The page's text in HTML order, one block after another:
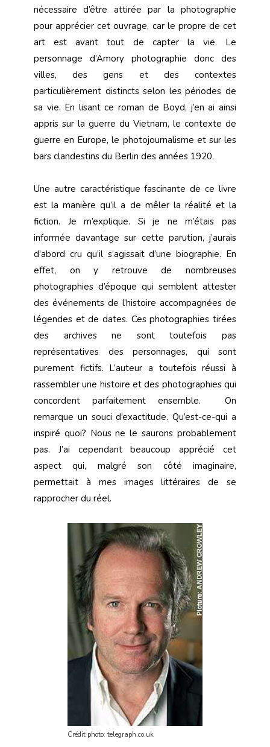
nécessaire d’être attirée par la photographie
pour apprécier cet ouvrage, car le propre de cet
art est avant tout de capter la vie. Le
personnage d’Amory photographie donc des
villes, des gens et des contextes
particulièrement distincts selon les périodes de
sa vie. En lisant ce roman de Boyd, j’en ai ainsi
appris sur la guerre du Vietnam, le contexte de
guerre en Europe, le photojournalisme et sur les
bars clandestins du Berlin des années 1920.
Une autre caractéristique fascinante de ce livre
est la manière qu’il a de mêler la réalité et la
fiction. Je m’explique. Si je ne m’étais pas
informée davantage sur cette parution, j’aurais
d’abord cru qu’il s’agissait d’une biographie. En
effet, on y retrouve de nombreuses
photographies d’époque qui semblent attester
des événements de l’histoire accompagnées de
légendes et de dates. Ces photographies tirées
des archives ne sont toutefois pas
représentatives des personnages, qui sont
purement fictifs. L’auteur a toutefois réussi à
rassembler une histoire et des photographies qui
concordent parfaitement ensemble. On
remarque un souci d’exactitude. Qu’est-ce-qui a
inspiré quoi? Nous ne le saurons probablement
pas. J’ai cependant beaucoup apprécié cet
aspect qui, malgré son côté imaginaire,
permettait à mes images littéraires de se
rapprocher du réel.
Crédit photo: telegraph.co.uk